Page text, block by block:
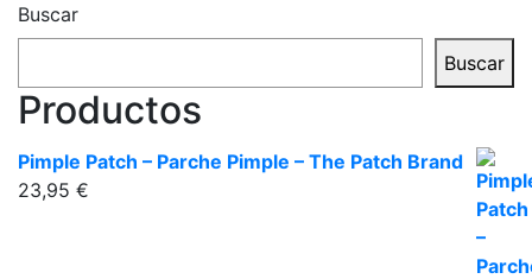
Buscar
Buscar
Productos
Pimple Patch – Parche Pimple – The Patch Brand
23,95 €